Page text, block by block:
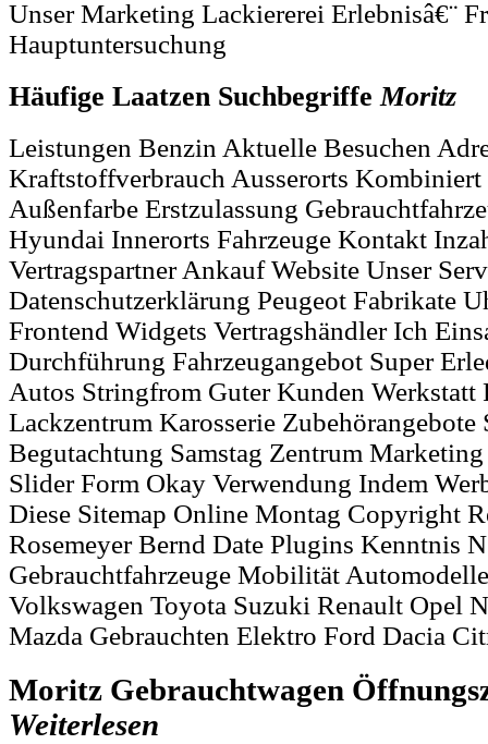
Unser Marketing Lackiererei Erlebnisâ€¨
Hauptuntersuchung
Häufige Laatzen Suchbegriffe Moritz
Leistungen Benzin Aktuelle Besuchen
Kraftstoffverbrauch Ausserorts
Außenfarbe Erstzulassung
Hyundai Innerorts Fahrzeuge Kontakt
Vertragspartner Ankauf Website Unser
Datenschutzerklärung Peugeot Fabrikate
Frontend Widgets Vertragshändler Ich
Durchführung Fahrzeugangebot Super
Autos Stringfrom Guter Kunden
Lackzentrum Karosserie Zubehörangebote
Begutachtung Samstag Zentrum
Slider Form Okay Verwendung Indem
Diese Sitemap Online Montag Copyright
Rosemeyer Bernd Date Plugins Kenntnis
Gebrauchtfahrzeuge Mobilität
Volkswagen Toyota Suzuki Renault Opel
Mazda Gebrauchten Elektro Ford Dacia
Moritz Gebrauchtwagen
Weiterlesen